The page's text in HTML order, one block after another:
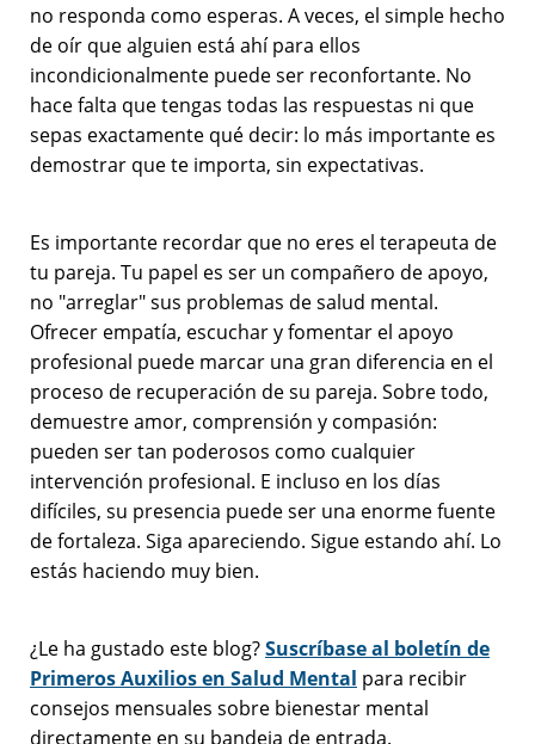
no responda como esperas. A veces, el simple hecho
de oír que alguien está ahí para ellos
incondicionalmente puede ser reconfortante. No
hace falta que tengas todas las respuestas ni que
sepas exactamente qué decir: lo más importante es
demostrar que te importa, sin expectativas.
Es importante recordar que no eres el terapeuta de
tu pareja. Tu papel es ser un compañero de apoyo,
no "arreglar" sus problemas de salud mental.
Ofrecer empatía, escuchar y fomentar el apoyo
profesional puede marcar una gran diferencia en el
proceso de recuperación de su pareja. Sobre todo,
demuestre amor, comprensión y compasión:
pueden ser tan poderosos como cualquier
intervención profesional. E incluso en los días
difíciles, su presencia puede ser una enorme fuente
de fortaleza. Siga apareciendo. Sigue estando ahí. Lo
estás haciendo muy bien.
¿Le ha gustado este blog?Suscríbase al boletín de
Primeros Auxilios en Salud Mental para recibir
consejos mensuales sobre bienestar mental
directamente en su bandeja de entrada.